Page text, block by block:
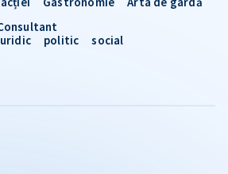
politic social